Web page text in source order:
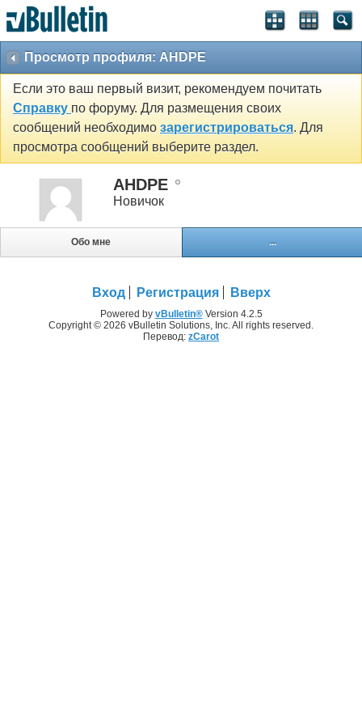
Просмотр профиля: AHDPE
Если это ваш первый визит, рекомендуем почитать
Справку по форуму. Для размещения своих
сообщений необходимо зарегистрироваться. Для
просмотра сообщений выберите раздел.
AHDPE
Новичок
Обо мне ...
Вход Регистрация Вверх
Powered by vBulletin®Version 4.2.5
Copyright © 2026 vBulletin Solutions, Inc. All rights reserved.
Перевод: zCarot